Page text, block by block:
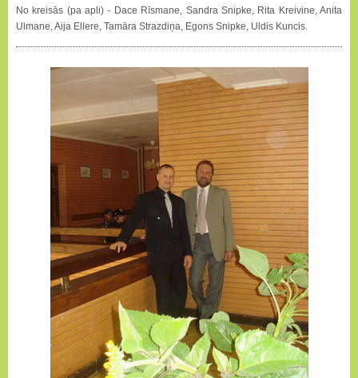
No kreisās (pa apli) - Dace Rīsmane, Sandra Snipke, Rita Kreivine, Anita
Ulmane, Aija Ellere, Tamāra Strazdiņa, Egons Snipke, Uldis Kuncis.